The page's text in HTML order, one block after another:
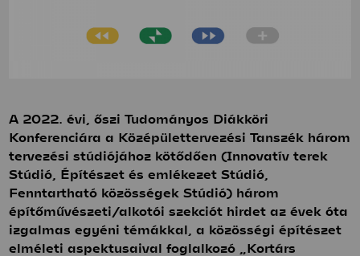
TDK
Munkatársak
Fenntartható
Hírek
Projektek
Hallgatói tervek
Publikációk
TDK
Munkatársak
Innovatív
terek
Stúdió
Bemutatkozás
Hírek
Projektek
A 2022. évi, őszi Tudományos Diákköri
Konferenciára a Középülettervezési Tanszék három
tervezési stúdiójához kötődően (Innovatív terek
Stúdió, Építészet és emlékezet Stúdió,
Fenntartható közösségek Stúdió) három
építőművészeti/alkotói szekciót hirdet az évek óta
izgalmas egyéni témákkal, a közösségi építészet
elméleti aspektusaival foglalkozó „Kortárs